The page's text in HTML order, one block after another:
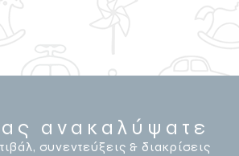
ανακαλύψατε
συνεντεύξεις & διακρίσεις